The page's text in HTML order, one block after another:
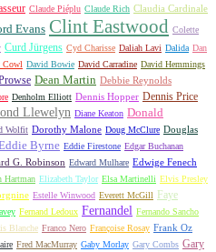
Claude Piéplu Claude Rich Claudia Cardinale
Evans Clint Eastwood Colette
Curd Jürgens Cyd Charisse Daliah Lavi Dalida Dan
Cowl David Bowie David Carradine David Hemmings
Dean Martin Debbie Reynolds
Denholm Elliott Dennis Hopper Dennis Price
Llewelyn Diane Keaton Donald
Wolfit Dorothy Malone Doug McClure Douglas
Byrne Eddie Firestone Edgar Buchanan
G. Robinson Edward Mulhare Edwige Fenech
Hartman Elizabeth Taylor Elsa Martinelli Elvis Presley
Estelle Winwood Everett McGill
Faye
Fernand Ledoux Fernandel Fernando Sancho
Blanche Franco Nero Françoise Rosay Frank Oz
Fred MacMurray Gaby Morlay Gary Combs Gary